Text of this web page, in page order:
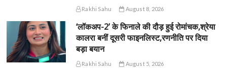
Rakhi Sahu August 8, 2026
‘लॉकअप-2’ के फिनाले की दौड़ हुई रोमांचक,श्रेया
कालरा बनीं दूसरी फाइनलिस्ट,रणनीति पर दिया
बड़ा बयान
Rakhi Sahu August 5, 2026